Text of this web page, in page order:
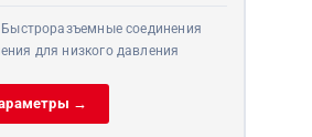
Быстроразъемные соединения
для низкого давления
→